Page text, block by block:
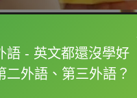
語 - 英文都還沒學好
二外語、第三外語？
框選或點兩下字幕可